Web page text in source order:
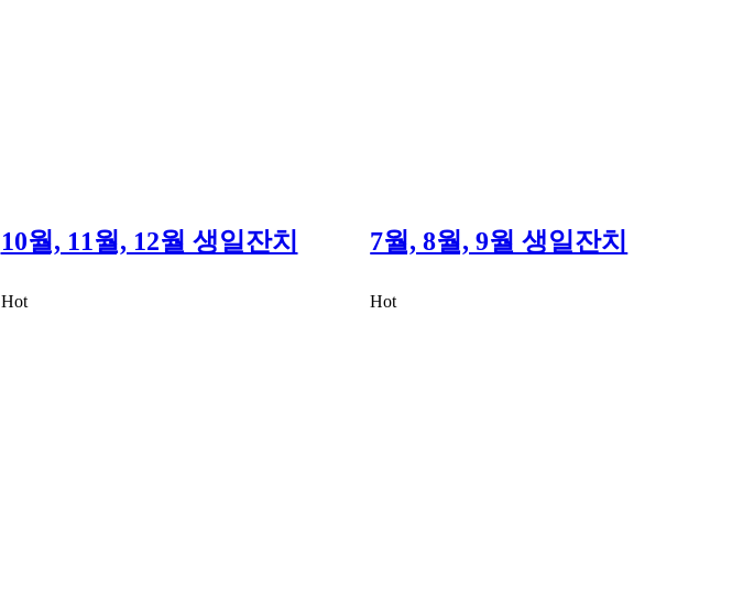
10월, 11월, 12월 생일잔치 7월, 8월, 9월 생일잔치
Hot Hot